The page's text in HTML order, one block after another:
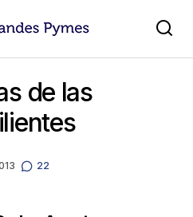
de las
22